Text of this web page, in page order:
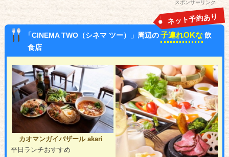
スポンサーリンク
「CINEMA TWO（シネマ ツー）」周辺の子連れOKな 飲
食店
ネット予約あり
カオマンガイバザール akari
平日ランチおすすめ